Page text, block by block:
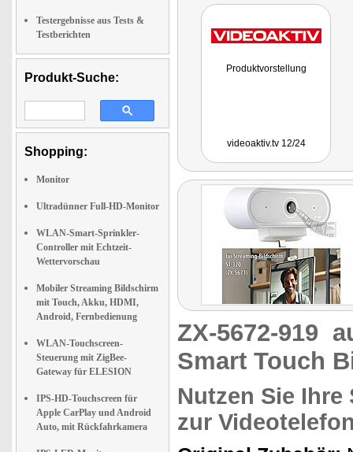
Testergebnisse aus Tests &
Testberichten
Produkt-Suche:
Shopping:
Monitor
Ultradünner Full-HD-Monitor
WLAN-Smart-Sprinkler-
Controller mit Echtzeit-
Wettervorschau
Mobiler Streaming Bildschirm
mit Touch, Akku, HDMI,
Android, Fernbedienung
WLAN-Touchscreen-
Steuerung mit ZigBee-
Gateway für ELESION
IPS-HD-Touchscreen für
Apple CarPlay und Android
Auto, mit Rückfahrkamera
Produktvorstellung
videoaktiv.tv 12/24
ZX-5672-919
Smart Touch
Nutzen Sie
zur